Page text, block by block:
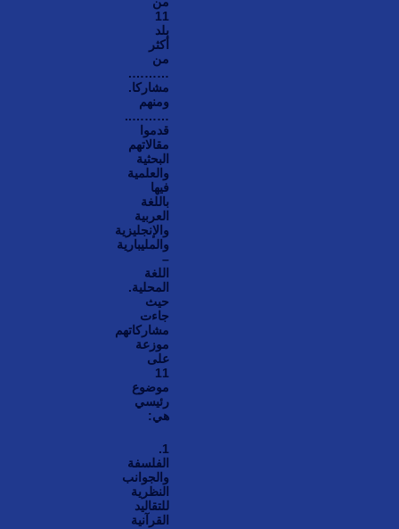
11
بلد
أكثر
من
……….
مشاركا.
ومنهم
………..
قدموا
مقالاتهم
البحثية
والعلمية
فيها
باللغة
العربية
والإنجليزية
والمليبارية
–
اللغة
المحلية.
حيث
جاءت
مشاركاتهم
موزعة
على
11
موضوع
رئيسي
هي:
1.
الفلسفة
والجوانب
النظرية
للتقاليد
القرآنية